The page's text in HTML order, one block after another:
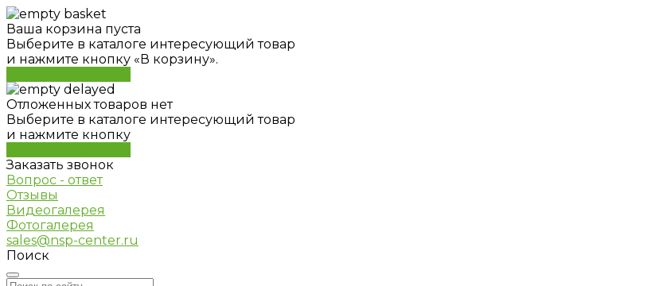
Ваша корзина пуста
Выберите в каталоге интересующий товар
и нажмите кнопку «В корзину».
Отложенных товаров нет
Выберите в каталоге интересующий товар
и нажмите кнопку
Заказать звонок
Вопрос - ответ
Отзывы
Видеогалерея
Фотогалерея
sales@nsp-center.ru
Поиск